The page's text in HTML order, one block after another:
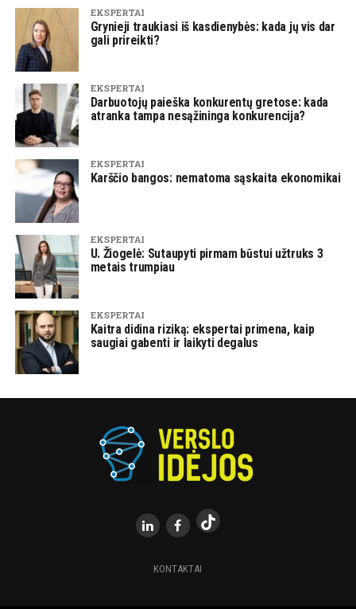
EKSPERTAI
Grynieji traukiasi iš kasdienybės: kada jų vis dar
gali prireikti?
EKSPERTAI
Darbuotojų paieška konkurentų gretose: kada
atranka tampa nesąžininga konkurencija?
EKSPERTAI
Karščio bangos: nematoma sąskaita ekonomikai
EKSPERTAI
U. Žiogelė: Sutaupyti pirmam būstui užtruks 3
metais trumpiau
EKSPERTAI
Kaitra didina riziką: ekspertai primena, kaip
saugiai gabenti ir laikyti degalus
KONTAKTAI